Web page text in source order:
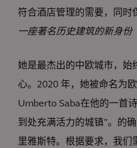
符合酒店管理的需要，同时
一座著名历史建筑的新身份
她是最杰出的中欧城市，始
心。2020 年，她被命名为
Umberto Saba在他的一首
到处充满活力的城镇”。的
里雅斯特。根据要求，我们